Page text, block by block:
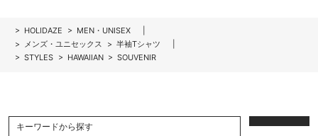
> HOLIDAZE > MEN・UNISEX
>
メンズ・ユニセックス > 半袖Tシャツ
>STYLES > HAWAIIAN > SOUVENIR